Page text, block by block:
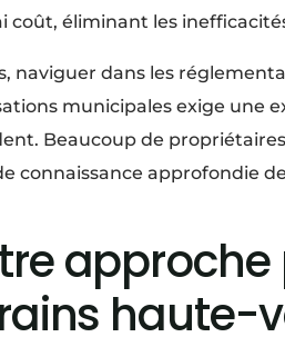
coût, éliminant les
naviguer dans les
municipales exige une
Beaucoup de
connaissance approfondie
haute-